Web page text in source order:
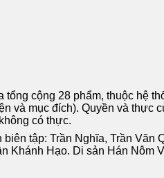
cộng 28 phẩm, thuộc hệ
và mục đích). Quyền và thực
có thực.
tập: Trần Nghĩa, Trần Văn
Khánh Hạo. Di sản Hán Nôm